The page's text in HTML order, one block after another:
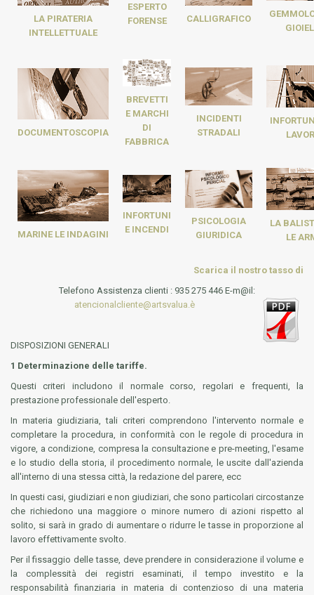
LA PIRATERIA
INTELLETTUALE
ESPERTO
FORENSE
CALLIGRAFICO
DOCUMENTOSCOPIA
BREVETTI
E MARCHI
DI
FABBRICA
INCIDENTI
STRADALI
MARINE LE INDAGINI
INFORTUNI
E INCENDI
PSICOLOGIA
GIURIDICA
LA
LE
Scarica il nostro tasso di
Telefono Assistenza clienti : 935 275 446 E-m@il:
atencionalcliente@artsvalua.è
DISPOSIZIONI GENERALI
1 Determinazione delle tariffe.
Questi criteri includono il normale corso, regolari e frequenti, la
prestazione professionale dell'esperto.
In materia giudiziaria, tali criteri comprendono l'intervento normale e
completare la procedura, in conformità con le regole di procedura in
vigore, a condizione, compresa la consultazione e pre-meeting, l'esame
e lo studio della storia, il procedimento normale, le uscite dall'azienda
all'interno di una stessa città, la redazione del parere, ecc
In questi casi, giudiziari e non giudiziari, che sono particolari circostanze
che richiedono una maggiore o minore numero di azioni rispetto al
solito, si sarà in grado di aumentare o ridurre le tasse in proporzione al
lavoro effettivamente svolto.
Per il fissaggio delle tasse, deve prendere in considerazione il volume e
la complessità dei registri esaminati, il tempo investito e la
responsabilità finanziaria in materia di contenzioso di una materia